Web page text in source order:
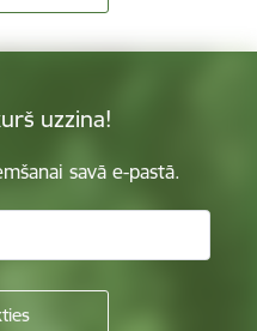
uzzina!
savā e-pastā.